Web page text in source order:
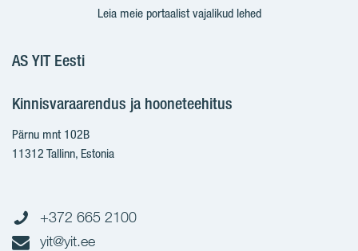
Leia meie portaalist vajalikud lehed
AS YIT Eesti
Kinnisvaraarendus ja hooneteehitus
Pärnu mnt 102B
11312 Tallinn, Estonia
+372 665 2100
yit@yit.ee